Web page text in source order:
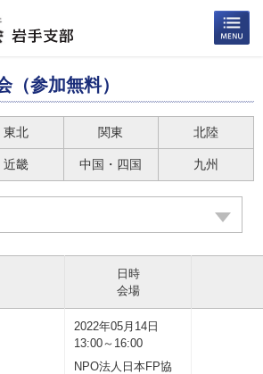
（参加無料）
東北 関東 北陸
近畿 中国・四国 九州
日時
会場
2022年05月14日
13:00～16:00
NPO法人日本FP協